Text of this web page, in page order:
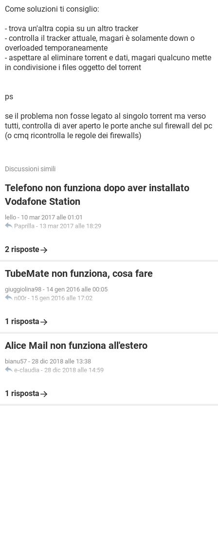
Come soluzioni ti consiglio:
- trova un'altra copia su un altro tracker
- controlla il tracker attuale, magari è solamente down o
overloaded temporaneamente
- aspettare al eliminare torrent e dati, magari qualcuno mette
in condivisione i files oggetto del torrent
ps
se il problema non fosse legato al singolo torrent ma verso
tutti, controlla di aver aperto le porte anche sul firewall del pc
(o cmq ricontrolla le regole dei firewalls)
Discussioni simili
Telefono non funziona dopo aver installato
Vodafone Station
lello - 10 mar 2017 alle 01:01
Paprilla - 13 mar 2017 alle 18:29
2 risposte
TubeMate non funziona, cosa fare
giuggiolina98 - 14 gen 2016 alle 00:05
n00r - 15 gen 2016 alle 17:02
1 risposta
Alice Mail non funziona all'estero
bianu57 - 28 dic 2018 alle 13:38
e-claudia - 28 dic 2018 alle 14:59
1 risposta